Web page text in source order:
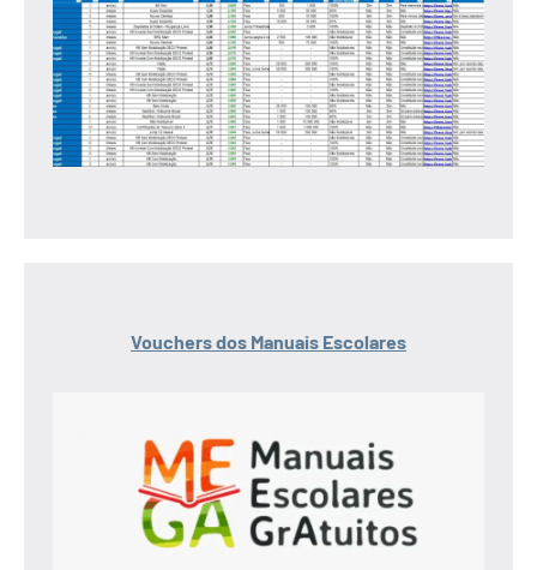
Vouchers dos Manuais Escolares